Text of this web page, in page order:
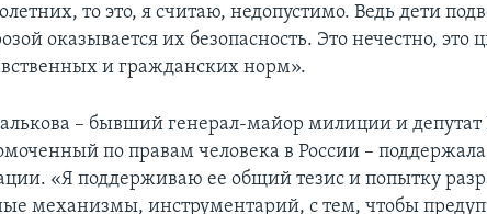
то это, я считаю, недопустимо. Ведь дети
оказывается их безопасность. Это нечестно, это
и гражданских норм».
– бывший генерал-майор милиции и депутат
по правам человека в России – поддержала
«Я поддерживаю ее общий тезис и попытку
механизмы, инструментарий, с тем, чтобы